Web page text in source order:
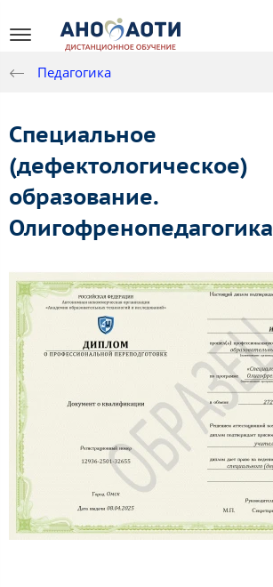
Педагогика
Специальное
(дефектологическое)
образование.
Олигофренопедагогика